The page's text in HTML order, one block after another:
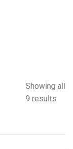
Showing all
9 results